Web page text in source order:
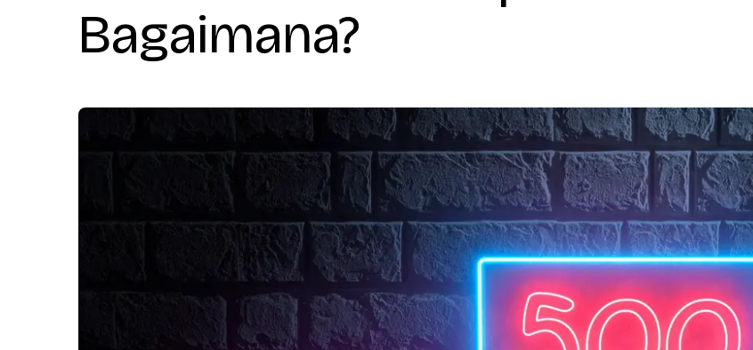
Marketing & Social
CONTENDR
AI Innovation
Bagaimana?